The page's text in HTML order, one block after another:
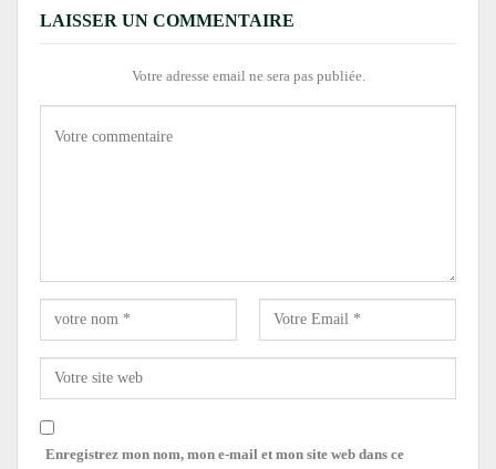
LAISSER UN COMMENTAIRE
Votre adresse email ne sera pas publiée.
Enregistrez mon nom, mon e-mail et mon site web dans ce